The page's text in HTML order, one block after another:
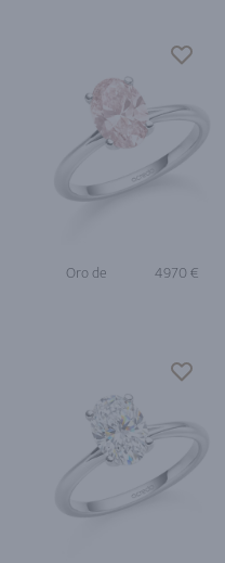
Oro de 4970 €